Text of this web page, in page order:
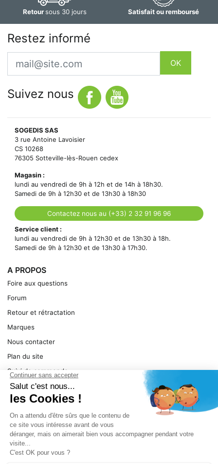
Retoursous 30 jours Satisfait ou remboursé
Restez informé
Email
OK
Suivez nous
SOGEDIS SAS
3 rue Antoine Lavoisier
CS 10268
76305 Sotteville-lès-Rouen cedex
Magasin :
lundi au vendredi de 9h à 12h et de 14h à 18h30.
Samedi de 9h à 12h30 et de 13h30 à 18h30
Contactez nous au (+33) 2 32 91 96 96
Service client :
lundi au vendredi de 9h à 12h30 et de 13h30 à 18h.
Samedi de 9h à 12h30 et de 13h30 à 17h30.
A PROPOS
Foire aux questions
Forum
Retour et rétractation
Marques
Nous contacter
Plan du site
Suivi de commande
Ma facture
Mentions légales
Conditions générales
SERVICE
Pièces détachées